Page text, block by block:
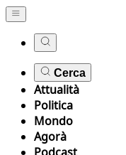
Cerca
Attualità
Politica
Mondo
Agorà